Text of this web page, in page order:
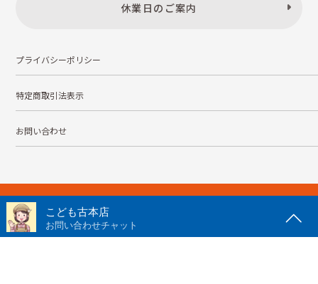
休業日のご案内
プライバシーポリシー
特定商取引法表示
お問い合わせ
© Kodomofuruhonten. all rights reserved.